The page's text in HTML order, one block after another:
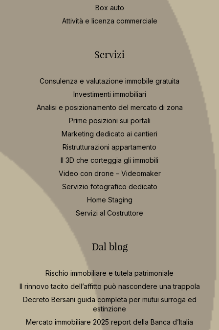
Box auto
Attività e licenza commerciale
Servizi
Consulenza e valutazione immobile gratuita
Investimenti immobiliari
Analisi e posizionamento del mercato di zona
Prime posizioni sui portali
Marketing dedicato ai cantieri
Ristrutturazioni appartamento
Il 3D che corteggia gli immobili
Video con drone – Videomaker
Servizio fotografico dedicato
Home Staging
Servizi al Costruttore
Dal blog
Rischio immobiliare e tutela patrimoniale
Il rinnovo tacito dell’affitto può nascondere una trappola
Decreto Bersani guida completa per mutui surroga ed
estinzione
Mercato immobiliare 2025 report della Banca d’Italia